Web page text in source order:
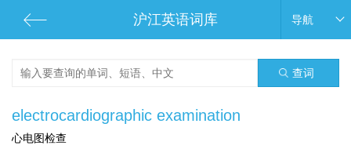
沪江英语词库 导航
查词
electrocardiographic examination
心电图检查